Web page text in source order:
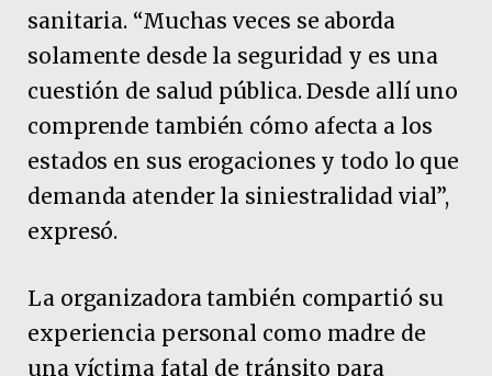
sanitaria. “Muchas veces se aborda
solamente desde la seguridad y es una
cuestión de salud pública. Desde allí uno
comprende también cómo afecta a los
estados en sus erogaciones y todo lo que
demanda atender la siniestralidad vial”,
expresó.
La organizadora también compartió su
experiencia personal como madre de
una víctima fatal de tránsito para